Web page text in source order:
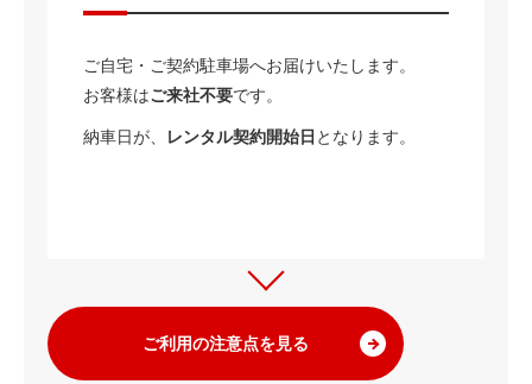
ご自宅・ご契約駐車場へお届けいたします。
お客様はご来社不要です。
納車日が、 レンタル契約開始日 となります。
ご利用の注意点を見る